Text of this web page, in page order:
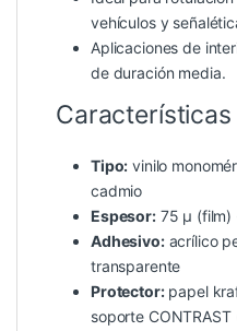
vehículos y
Aplicaciones de
de duración media.
Tipo: vinilo
cadmio
Espesor:75 µ (film)
Adhesivo:acrílico
transparente
Protector:papel
soporte